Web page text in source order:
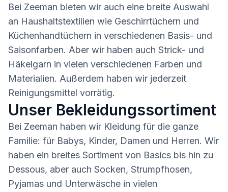
Bei Zeeman bieten wir auch eine breite Auswahl
an Haushaltstextilien wie Geschirrtüchern und
Küchenhandtüchern in verschiedenen Basis- und
Saisonfarben. Aber wir haben auch Strick- und
Häkelgarn in vielen verschiedenen Farben und
Materialien. Außerdem haben wir jederzeit
Reinigungsmittel vorrätig.
Unser Bekleidungssortiment
Bei Zeeman haben wir Kleidung für die ganze
Familie: für Babys, Kinder, Damen und Herren. Wir
haben ein breites Sortiment von Basics bis hin zu
Dessous, aber auch Socken, Strumpfhosen,
Pyjamas und Unterwäsche in vielen